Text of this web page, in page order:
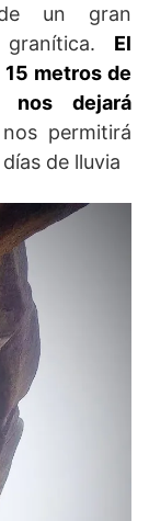
un gran
El
metros de
dejará
permitirá
de lluvia